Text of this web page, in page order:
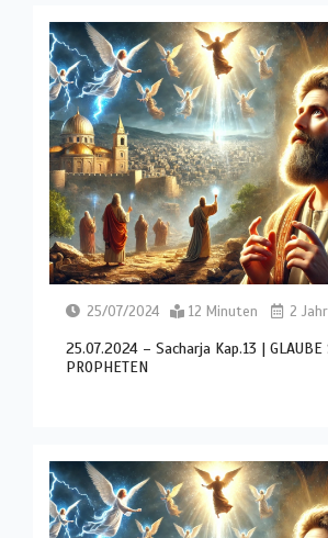
25/07/2024 12 Minuten 2
25.07.2024 – Sacharja Kap.13 | GLAUBE
PROPHETEN